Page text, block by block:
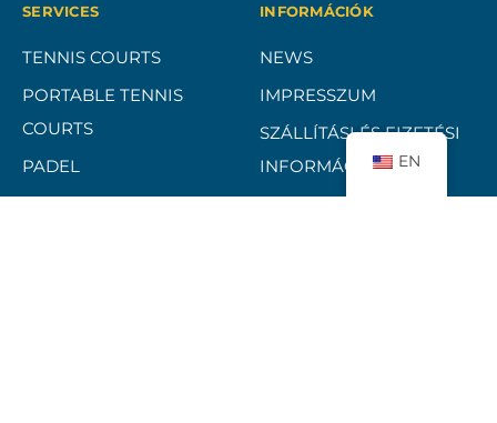
SERVICES
TENNIS COURTS
PORTABLE TENNIS
COURTS
PADEL
INFORMÁCIÓK
NEWS
IMPRESSZUM
SZÁLLÍTÁSI ÉS FIZETÉSI
INFORMÁCIÓK
EN